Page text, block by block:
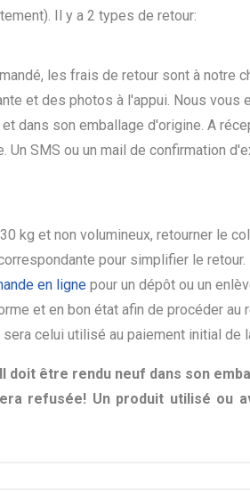
Il y a 2 types de retour:
les frais de retour sont à notre
et des photos à l'appui. Nous vous
dans son emballage d'origine. A
SMS ou un mail de confirmation
kg et non volumineux, retourner le
pour simplifier le retour.
en lignepour un dépôt ou un
et en bon état afin de procéder au
celui utilisé au paiement initial de
être rendu neuf dans son
refusée! Un produit utilisé ou